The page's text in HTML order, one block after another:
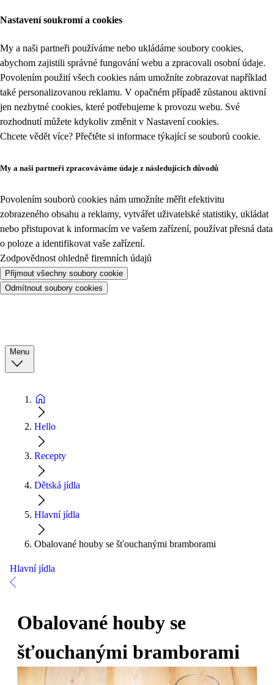
Nastavení soukromí a cookies
My a naši partneři používáme nebo ukládáme soubory cookies,
abychom zajistili správné fungování webu a zpracovali osobní údaje.
Povolením použití všech cookies nám umožníte zobrazovat například
také personalizovanou reklamu. V opačném případě zůstanou aktivní
jen nezbytné cookies, které potřebujeme k provozu webu. Své
rozhodnutí můžete kdykoliv změnit v Nastavení cookies.
Chcete vědět více? Přečtěte si informace týkající se souborů cookie.
My a naši partneři zpracováváme údaje z následujících důvodů
Povolením souborů cookies nám umožníte měřit efektivitu
zobrazeného obsahu a reklamy, vytvářet uživatelské statistiky, ukládat
nebo přistupovat k informacím ve vašem zařízení, používat přesná data
o poloze a identifikovat vaše zařízení.
Zodpovědnost ohledně firemních údajů
Přijmout všechny soubory cookie
Odmítnout soubory cookies
Menu
Hello
Recepty
Dětská jídla
Hlavní jídla
Obalované houby se šťouchanými bramborami
Hlavní jídla
Obalované houby se
šťouchanými bramborami